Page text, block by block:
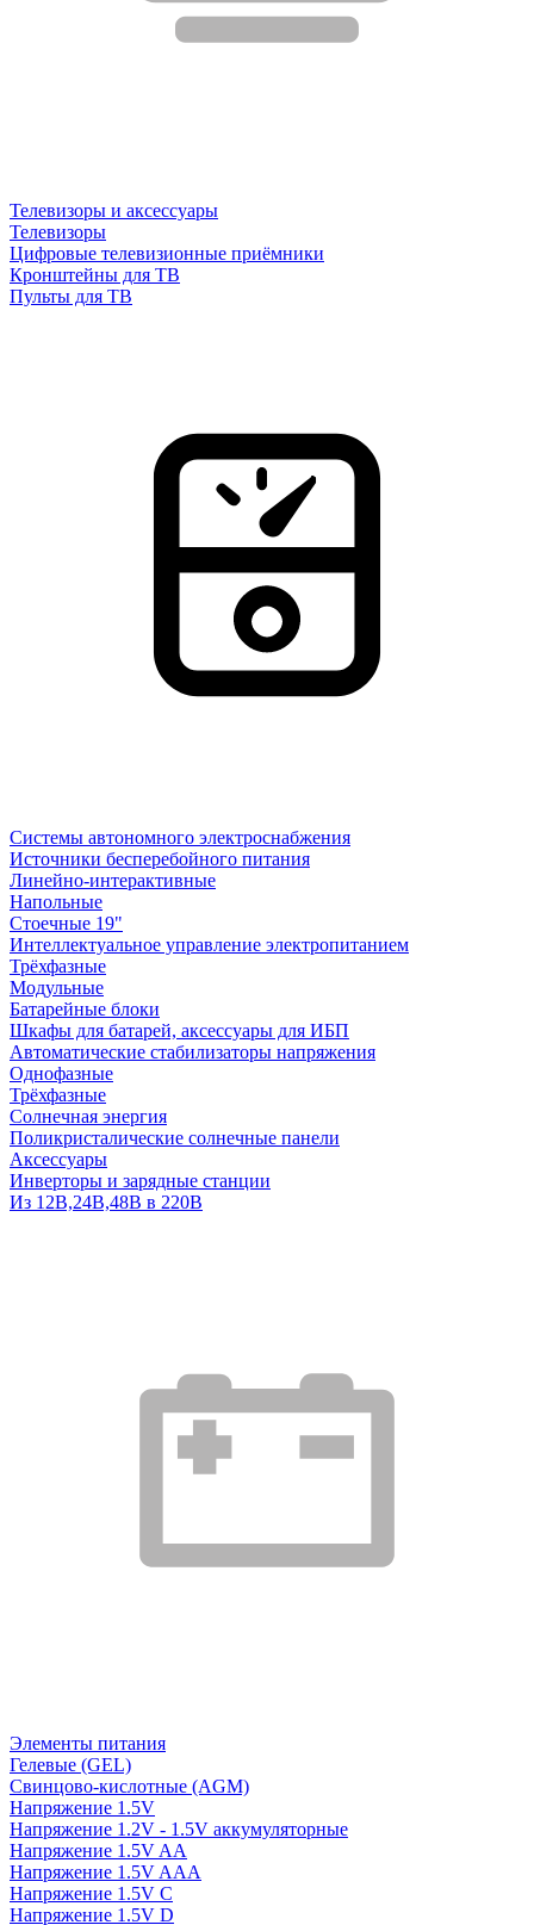
Телевизоры и аксессуары
Телевизоры
Цифровые телевизионные приёмники
Кронштейны для ТВ
Пульты для ТВ
Системы автономного электроснабжения
Источники бесперебойного питания
Линейно-интерактивные
Напольные
Стоечные 19"
Интеллектуальное управление электропитанием
Трёхфазные
Модульные
Батарейные блоки
Шкафы для батарей, аксессуары для ИБП
Автоматические стабилизаторы напряжения
Однофазные
Трёхфазные
Солнечная энергия
Поликристалические солнечные панели
Аксессуары
Инверторы и зарядные станции
Из 12В,24В,48В в 220В
Элементы питания
Гелевые (GEL)
Свинцово-кислотные (AGM)
Напряжение 1.5V
Напряжение 1.2V - 1.5V аккумуляторные
Напряжение 1.5V AA
Напряжение 1.5V AAA
Напряжение 1.5V C
Напряжение 1.5V D